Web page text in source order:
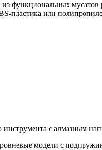
функциональных
пластика или
с алмазным
модели с